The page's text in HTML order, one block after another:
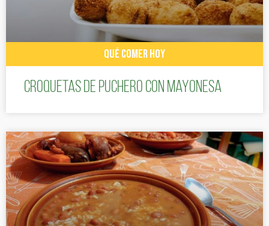
QUÉ COMER HOY
Croquetas de puchero con Mayonesa